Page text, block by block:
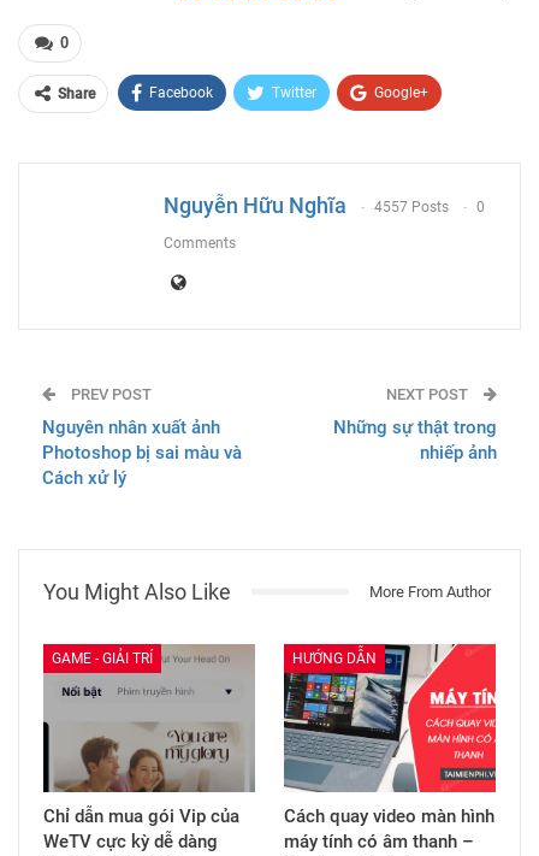
0
Share Facebook Twitter Google+
Nguyễn Hữu Nghĩa 4557 Posts 0
Comments
PREV POST
Nguyên nhân xuất ảnh
Photoshop bị sai màu và
Cách xử lý
NEXT POST
Những sự thật trong
nhiếp ảnh
You Might Also Like More From Author
GAME - GIẢI TRÍ
Chỉ dẫn mua gói Vip của
WeTV cực kỳ dễ dàng
HƯỚNG DẪN
Cách quay video màn hình
máy tính có âm thanh –